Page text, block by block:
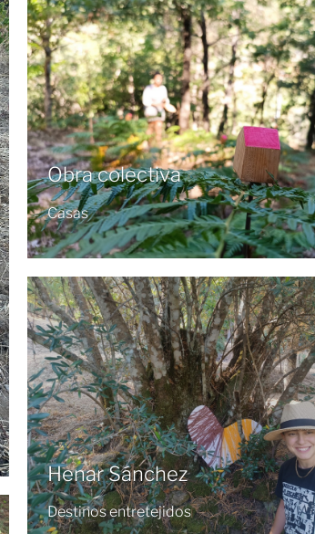
Obra colectiva
Casas
Henar Sánchez
Destinos entretejidos